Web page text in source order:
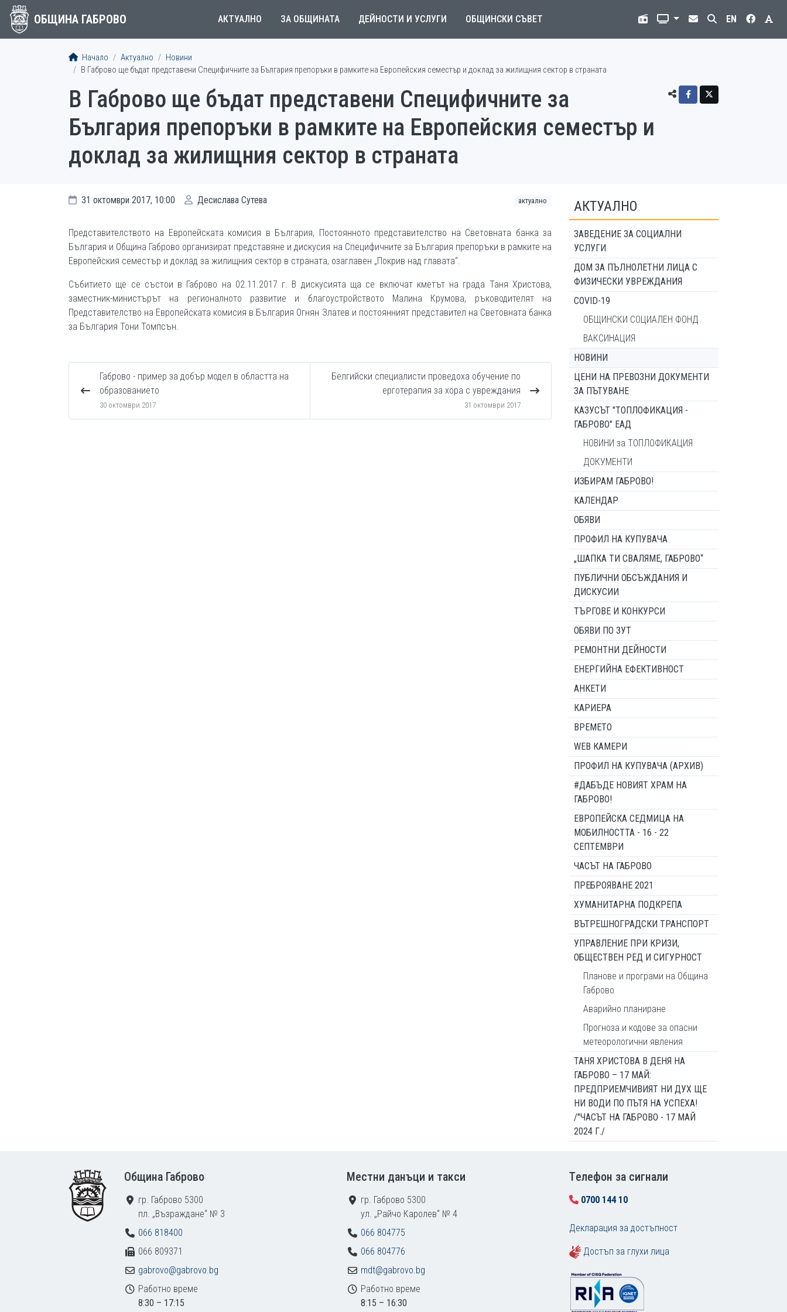
ОБЩИНА ГАБРОВО АКТУАЛНО ЗА ОБЩИНАТА ДЕЙНОСТИ И УСЛУГИ ОБЩИНСКИ СЪВЕТ EN
Начало Актуално
Новини
В Габрово ще бъдат представени Специфичните за България препоръки в рамките на Европейския семестър и доклад за жилищния сектор в страната
В Габрово ще бъдат представени Специфичните за
България препоръки в рамките на Европейския семестър и
доклад за жилищния сектор в страната
31 октомври 2017, 10:00 Десислава Сутева актуално
Представителството на Европейската комисия в България, Постоянното представителство на Световната банка за
България и Община Габрово организират представяне и дискусия на Специфичните за България препоръки в рамките на
Европейския семестър и доклад за жилищния сектор в страната, озаглавен „Покрив над главата“.
Събитието ще се състои в Габрово на 02.11.2017 г. В дискусията ща се включат кметът на града Таня Христова,
заместник-министърът на регионалното развитие и благоустройството Малина Крумова, ръководителят на
Представителство на Европейската комисия в България Огнян Златев и постоянният представител на Световната банка
за България Тони Томпсън.
Габрово - пример за добър модел в областта на
образованието
30 октомври 2017
Белгийски специалисти проведоха обучение по
ерготерапия за хора с увреждания
31 октомври 2017
АКТУАЛНО
ЗАВЕДЕНИЕ ЗА СОЦИАЛНИ
УСЛУГИ
ДОМ ЗА ПЪЛНОЛЕТНИ ЛИЦА С
ФИЗИЧЕСКИ УВРЕЖДАНИЯ
COVID-19
ОБЩИНСКИ СОЦИАЛЕН ФОНД
ВАКСИНАЦИЯ
НОВИНИ
ЦЕНИ НА ПРЕВОЗНИ ДОКУМЕНТИ
ЗА ПЪТУВАНЕ
КАЗУСЪТ "ТОПЛОФИКАЦИЯ -
ГАБРОВО" ЕАД
НОВИНИ за ТОПЛОФИКАЦИЯ
ДОКУМЕНТИ
ИЗБИРАМ ГАБРОВО!
КАЛЕНДАР
ОБЯВИ
ПРОФИЛ НА КУПУВАЧА
„ШАПКА ТИ СВАЛЯМЕ, ГАБРОВО“
ПУБЛИЧНИ ОБСЪЖДАНИЯ И
ДИСКУСИИ
ТЪРГОВЕ И КОНКУРСИ
ОБЯВИ ПО ЗУТ
РЕМОНТНИ ДЕЙНОСТИ
ЕНЕРГИЙНА ЕФЕКТИВНОСТ
АНКЕТИ
КАРИЕРА
ВРЕМЕТО
WEB КАМЕРИ
ПРОФИЛ НА КУПУВАЧА (АРХИВ)
#ДАБЪДЕ НОВИЯТ ХРАМ НА
ГАБРОВО!
ЕВРОПЕЙСКА СЕДМИЦА НА
МОБИЛНОСТТА - 16 - 22
СЕПТЕМВРИ
ЧАСЪТ НА ГАБРОВО
ПРЕБРОЯВАНЕ 2021
ХУМАНИТАРНА ПОДКРЕПА
ВЪТРЕШНОГРАДСКИ ТРАНСПОРТ
УПРАВЛЕНИЕ ПРИ КРИЗИ,
ОБЩЕСТВЕН РЕД И СИГУРНОСТ
Планове и програми на Община
Габрово
Аварийно планиране
Прогноза и кодове за опасни
метеорологични явления
ТАНЯ ХРИСТОВА В ДЕНЯ НА
ГАБРОВО – 17 МАЙ:
ПРЕДПРИЕМЧИВИЯТ НИ ДУХ ЩЕ
НИ ВОДИ ПО ПЪТЯ НА УСПЕХА!
/"ЧАСЪТ НА ГАБРОВО - 17 МАЙ
2024 Г./
Община Габрово
гр. Габрово 5300
пл. „Възраждане“ № 3
066 818400
066 809371
gabrovo@gabrovo.bg
Работно време
8:30 – 17:15
Местни данъци и такси
гр. Габрово 5300
ул. „Райчо Каролев“ № 4
066 804775
066 804776
mdt@gabrovo.bg
Работно време
8:15 – 16:30
Tелефон за сигнали
0700 144 10
Декларация за достъпност
Достъп за глухи лица